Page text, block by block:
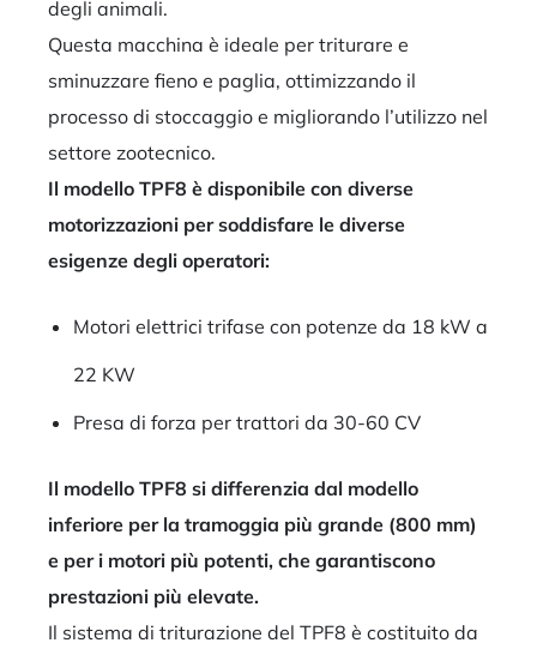
degli animali.
Questa macchina è ideale per triturare e
sminuzzare fieno e paglia, ottimizzando il
processo di stoccaggio e migliorando l’utilizzo nel
settore zootecnico.
Il modello TPF8 è disponibile con diverse
motorizzazioni per soddisfare le diverse
esigenze degli operatori:
Motori elettrici trifase con potenze da 18 kW a
22 KW
Presa di forza per trattori da 30-60 CV
Il modello TPF8 si differenzia dal modello
inferiore per la tramoggia più grande (800 mm)
e per i motori più potenti, che garantiscono
prestazioni più elevate.
Il sistema di triturazione del TPF8 è costituito da